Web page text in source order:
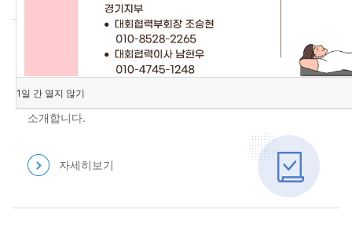
1일 간 열지 않기
경기도회의 변천 연혁을
소개합니다.
자세히보기